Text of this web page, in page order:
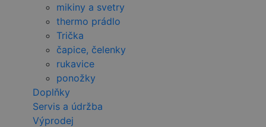
mikiny a svetry
thermo prádlo
Trička
čapice, čelenky
rukavice
ponožky
Doplňky
Servis a údržba
Výprodej